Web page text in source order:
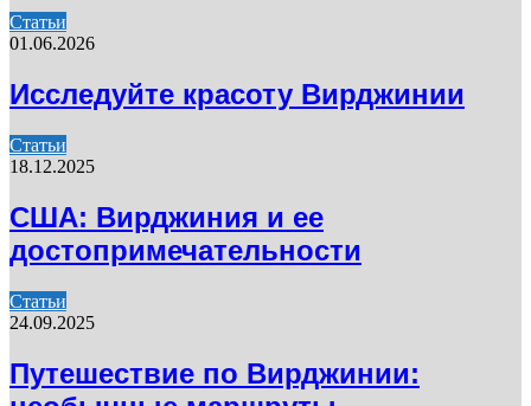
Статьи
01.06.2026
Исследуйте красоту Вирджинии
Статьи
18.12.2025
США: Вирджиния и ее
достопримечательности
Статьи
24.09.2025
Путешествие по Вирджинии: